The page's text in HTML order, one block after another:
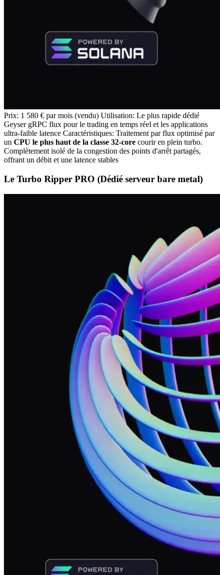
Prix: 1 580 € par mois (vendu) Utilisation: Le plus rapide dédié
Geyser gRPC flux pour le trading en temps réel et les applications
ultra-faible latence Caractéristiques: Traitement par flux optimisé par
un CPU le plus haut de la classe 32-core courir en plein turbo.
Complètement isolé de la congestion des points d'arrêt partagés,
offrant un débit et une latence stables
Le Turbo Ripper PRO (Dédié serveur bare metal)